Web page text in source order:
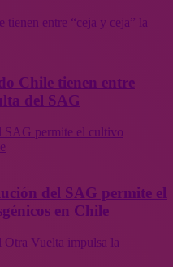
tienen entre “ceja y ceja” la
Chile tienen entre
del SAG
SAG permite el cultivo
del SAG permite el
en Chile
Otra Vuelta impulsa la